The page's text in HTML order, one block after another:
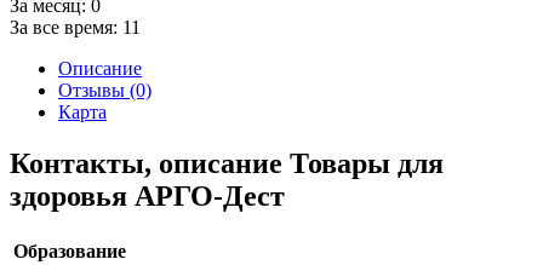
За месяц: 0
За все время: 11
Описание
Отзывы (0)
Карта
Контакты, описание Товары для
здоровья АРГО-Дест
Образование